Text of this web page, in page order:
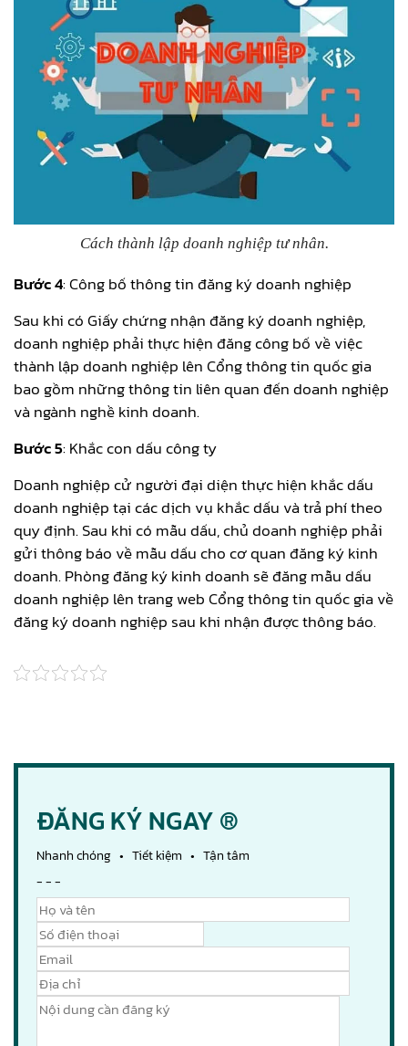
Cách thành lập doanh nghiệp tư nhân.
Bước 4: Công bố thông tin đăng ký doanh nghiệp
Sau khi có Giấy chứng nhận đăng ký doanh nghiệp,
doanh nghiệp phải thực hiện đăng công bố về việc
thành lập doanh nghiệp lên Cổng thông tin quốc gia
bao gồm những thông tin liên quan đến doanh nghiệp
và ngành nghề kinh doanh.
Bước 5: Khắc con dấu công ty
Doanh nghiệp cử người đại diện thực hiện khắc dấu
doanh nghiệp tại các dịch vụ khắc dấu và trả phí theo
quy định. Sau khi có mẫu dấu, chủ doanh nghiệp phải
gửi thông báo về mẫu dấu cho cơ quan đăng ký kinh
doanh. Phòng đăng ký kinh doanh sẽ đăng mẫu dấu
doanh nghiệp lên trang web Cổng thông tin quốc gia về
đăng ký doanh nghiệp sau khi nhận được thông báo.
ĐĂNG KÝ NGAY ®
Nhanh chóng • Tiết kiệm • Tận tâm
- - -